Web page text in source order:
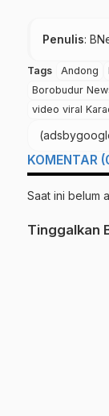
Penulis:
Tags Andong
Borobudur
video viral
KOMENTAR
Saat ini belum
Tinggalkan